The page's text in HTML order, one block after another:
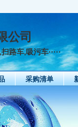
公司
路车,吸污车·····
采购清单